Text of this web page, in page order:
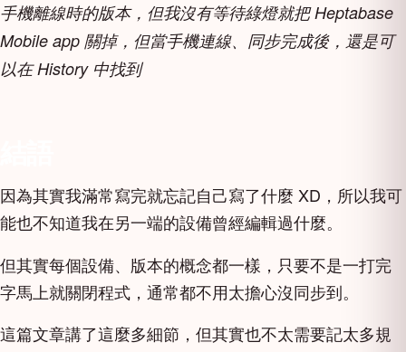
手機離線時的版本，但我沒有等待綠燈就把 Heptabase
Mobile app 關掉，但當手機連線、同步完成後，還是可
以在 History 中找到
因為其實我滿常寫完就忘記自己寫了什麼 XD，所以我可
能也不知道我在另一端的設備曾經編輯過什麼。
但其實每個設備、版本的概念都一樣，只要不是一打完
字馬上就關閉程式，通常都不用太擔心沒同步到。
這篇文章講了這麼多細節，但其實也不太需要記太多規